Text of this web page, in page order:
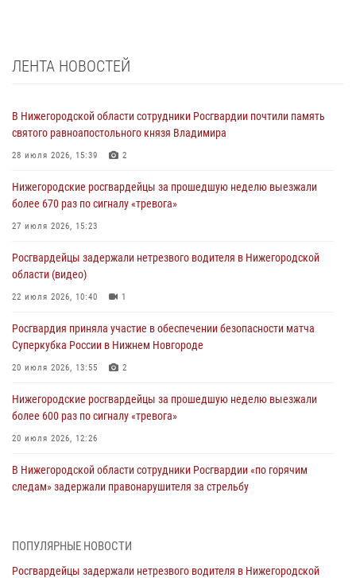
ЛЕНТА НОВОСТЕЙ
В Нижегородской области сотрудники Росгвардии почтили память
святого равноапостольного князя Владимира
28 июля 2026, 15:39 2
Нижегородские росгвардейцы за прошедшую неделю выезжали
более 670 раз по сигналу «тревога»
27 июля 2026, 15:23
Росгвардейцы задержали нетрезвого водителя в Нижегородской
области (видео)
22 июля 2026, 10:40 1
Росгвардия приняла участие в обеспечении безопасности матча
Суперкубка России в Нижнем Новгороде
20 июля 2026, 13:55 2
Нижегородские росгвардейцы за прошедшую неделю выезжали
более 600 раз по сигналу «тревога»
20 июля 2026, 12:26
В Нижегородской области сотрудники Росгвардии «по горячим
следам» задержали правонарушителя за стрельбу
В Нижегородской области продолжаются мероприятия в рамках
ПОПУЛЯРНЫЕ НОВОСТИ
Росгвардейцы задержали нетрезвого водителя в Нижегородской